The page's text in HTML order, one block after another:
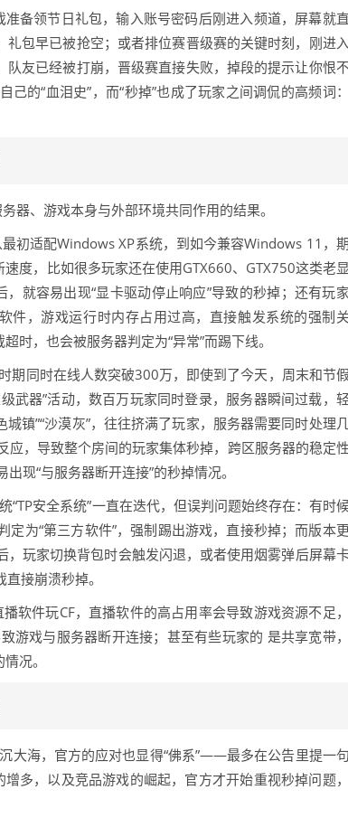
备领节日礼包，输入账号密码后刚进入频道，屏幕就直
包早已被抢空；或者排位赛晋级赛的关键时刻，刚进入
友已经被打崩，晋级赛直接失败，掉段的提示让你恨
的“血泪史”，而“秒掉”也成了玩家之间调侃的高频词：
器、游戏本身与外部环境共同作用的结果。
初适配Windows XP系统，到如今兼容Windows 11，期
度，比如很多玩家还在使用GTX660、GTX750这类老显
就容易出现“显卡驱动停止响应”导致的秒掉；还有玩家
件，游戏运行时内存占用过高，直接触发系统的强制关
时，也会被服务器判定为“异常”而踢下线。
期同时在线人数突破300万，即使到了今天，周末和节假
武器”活动，数百万玩家同时登录，服务器瞬间过载，轻
镇”“沙漠灰”，往往挤满了玩家，服务器需要同时处理
，导致整个房间的玩家集体秒掉，跨区服务器的稳定性
现“与服务器断开连接”的秒掉情况。
安全系统”一直在迭代，但误判问题始终存在：有时
为“第三方软件”，强制踢出游戏，直接秒掉；而版本更
玩家切换背包时会触发闪退，或者使用烟雾弹后屏幕
接崩溃秒掉。
软件玩CF，直播软件的高占用率会导致游戏资源不足，
戏与服务器断开连接；甚至有些玩家的 是共享宽带，
况。
大海，官方的应对也显得“佛系”——最多在公告里提一句
多，以及竞品游戏的崛起，官方才开始重视秒掉问题，